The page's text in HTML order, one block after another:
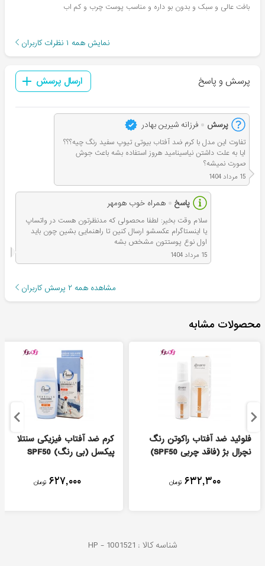
بافت عالی و سبک و بدون بو داره و مناسب پوست چرب و کم اب
نمایش همه ۱ نظرات کاربران
پرسش و پاسخ ارسال پرسش
پرسش فرزانه شیرین بهادر
تفاوت این مدل با کرم ضد آفتاب بیوتی تیوپ سفید رنگ چیه؟؟؟
ایا به علت داشتن نیاسینامید هروز استفاده بشه باعث جوش
صورت نمیشه؟
15 مرداد 1404
پاسخ همراه خوب هومهر
سلام وقت بخیر: لطفا محصولی که مدنظرتون هست در واتساپ
یا اینستاگرام عکسشو ارسال کنین تا راهنمایی بشین چون باید
اول نوع پوستتون مشخص بشه
15 مرداد 1404
مشاهده همه ۲ پرسش کاربران
محصولات مشابه
فلوئید ضد آفتاب راکوتن رنگ
نچرال بژ (فاقد چربی SPF50)
۶۳۲,۳۰۰ تومان
کرم ضد آفتاب فیزیکی سنتلا
پیکسل (بی رنگ) SPF50
۶۲۷,۰۰۰ تومان
شناسه کالا : HP - 1001521